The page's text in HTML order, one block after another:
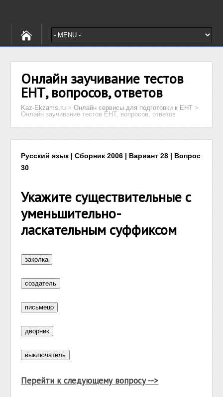
Онлайн заучивание тестов
ЕНТ, вопросов, ответов
Kaz-Ekzams.ru >Онлайн сервисы для подготовки к ЕНТ >
Онлайн заучивание тестов ЕНТ, вопросов, ответов
Русский язык | Сборник 2006 | Вариант 28 | Вопрос
30
Укажите существительные с
уменьшительно-
ласкательным суффиксом
Перейти к следующему вопросу -->